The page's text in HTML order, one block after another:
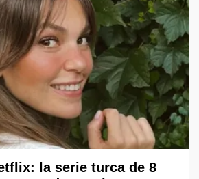
la serie turca de 8